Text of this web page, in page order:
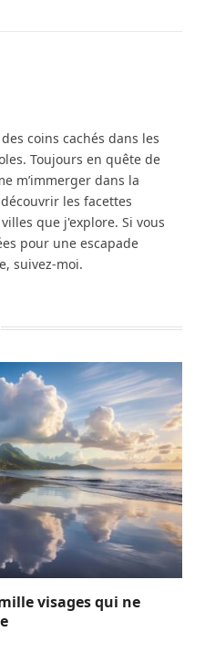
coins cachés dans les
Toujours en quête de
m’immerger dans la
les facettes
que j'explore. Si vous
pour une escapade
suivez-moi.
visages qui ne